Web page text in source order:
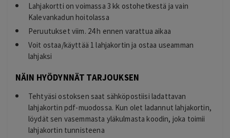
Lahjakortti on voimassa 3 kk ostohetkestä ja vain
Kalevankadun hoitolassa
Peruutukset viim. 24 h ennen varattua aikaa
Voit ostaa/käyttää 1 lahjakortin ja ostaa useamman
lahjaksi
NÄIN HYÖDYNNÄT TARJOUKSEN
Tehtyäsi ostoksen saat sähköpostiisi ladattavan
lahjakortin pdf-muodossa. Kun olet ladannut lahjakortin,
löydät sen vasemmasta yläkulmasta koodin, joka toimii
lahjakortin tunnisteena